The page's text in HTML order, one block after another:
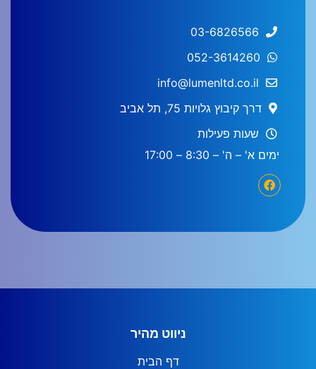
03-6826566
052-3614260
info@lumenltd.co.il
דרך קיבוץ גלויות 75, תל אביב
שעות פעילות
ימים א' – ה' – 8:30 – 17:00
ניווט מהיר
דף הבית